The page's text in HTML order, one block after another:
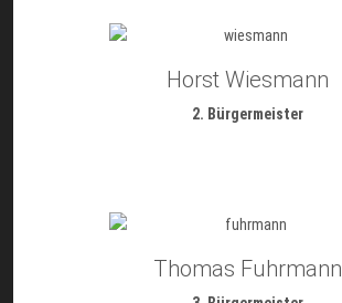
Horst Wiesmann
2. Bürgermeister
Thomas Fuhrmann